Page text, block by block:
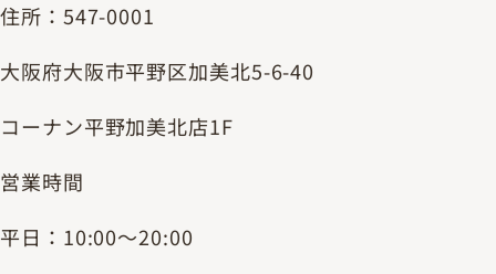
住所：547-0001
大阪府大阪市平野区加美北5-6-40
コーナン平野加美北店1F
営業時間
平日：10:00～20:00